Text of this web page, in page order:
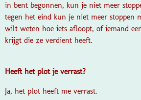
in bent begonnen, kun je niet meer
tegen het eind kun je niet meer stoppen
wilt weten hoe iets afloopt, of iemand
krijgt die ze verdient heeft.
Heeft het plot je verrast?
Ja, het plot heeft me verrast.